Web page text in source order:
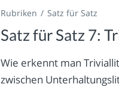
Rubriken Satz für Satz
Satz für Satz 7:
Wie erkennt man
zwischen